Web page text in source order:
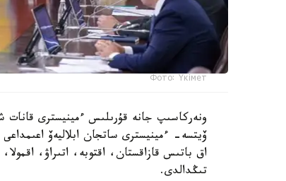
Фото: Үкімет
ونەركاسىپ جانە قۇرىلىس ءمينيسترى قانات
ۆيتسە- ءمينيسترى ساتجان ابلاليەۆ
اق باتىس قازاقستان، اقتوبە، اتىراۋ،
تىڭدالدى.